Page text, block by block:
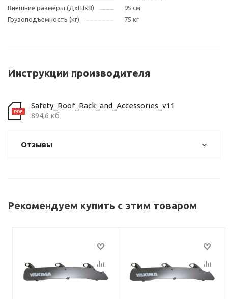
Внешние размеры (ДxШxВ)
95 см
Грузоподъемность (кг)
75 кг
Инструкции производителя
Safety_Roof_Rack_and_Accessories_v11
894,6 кб
Отзывы
Рекомендуем купить с этим товаром